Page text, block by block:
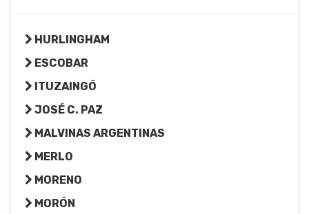
HURLINGHAM
ESCOBAR
ITUZAINGÓ
JOSÉ C. PAZ
MALVINAS ARGENTINAS
MERLO
MORENO
MORÓN